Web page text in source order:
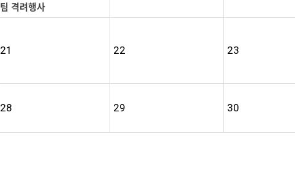
팀 격려행사
21 22 23
28 29 30